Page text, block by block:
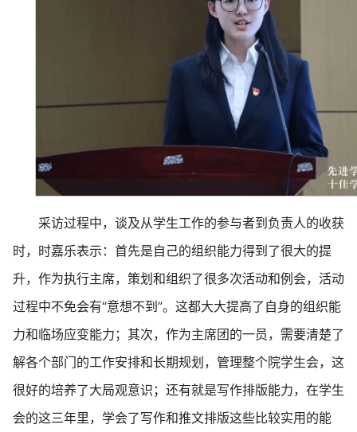
采访过程中，谈及从学生工作的参与者到负责人的收获
时，时嘉乐表示：首先是自己的组织能力得到了很大的提
升，作为执行主席，策划和组织了很多次活动和例会，活动
过程中不免会有“意想不到”。这都大大提高了自身的组织能
力和临场应变能力；其次，作为主席团的一员，需要清楚了
解各个部门的工作安排和长期规划，管理整个院学生会，这
很好的培养了大局观意识；还有就是写作排版能力，在学生
会的这三年里，学会了写作和推文排版这些比较实用的能